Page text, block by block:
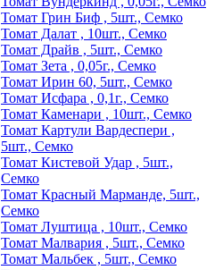
Томат Грин Биф , 5шт., Семко
Томат Далат , 10шт., Семко
Томат Драйв , 5шт., Семко
Томат Зета , 0,05г., Семко
Томат Ирин 60, 5шт., Семко
Томат Исфара , 0,1г., Семко
Томат Каменари , 10шт., Семко
Томат Картули Вардеспери ,
5шт., Семко
Томат Кистевой Удар , 5шт.,
Семко
Томат Красный Марманде, 5шт.,
Семко
Томат Луштица , 10шт., Семко
Томат Малвария , 5шт., Семко
Томат Мальбек , 5шт., Семко